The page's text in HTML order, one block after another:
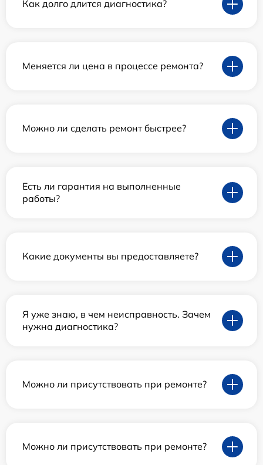
Как долго длится диагностика?
Меняется ли цена в процессе ремонта?
Можно ли сделать ремонт быстрее?
Есть ли гарантия на выполненные
работы?
Какие документы вы предоставляете?
Я уже знаю, в чем неисправность. Зачем
нужна диагностика?
Можно ли присутствовать при ремонте?
Можно ли присутствовать при ремонте?